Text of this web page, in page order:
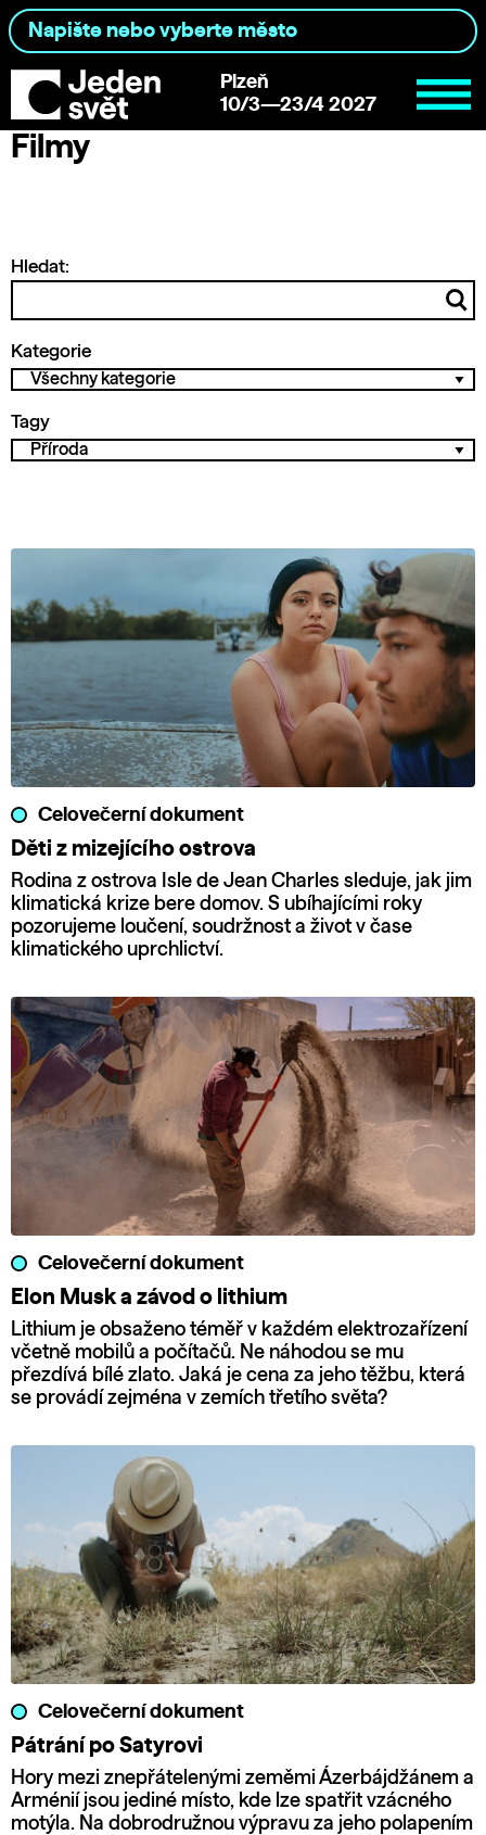
Plzeň
10/3—23/4 2027
Filmy
Hledat:
Kategorie
Tagy
Celovečerní dokument
Děti z mizejícího ostrova
Rodina z ostrova Isle de Jean Charles sleduje, jak jim
klimatická krize bere domov. S ubíhajícími roky
pozorujeme loučení, soudržnost a život v čase
klimatického uprchlictví.
Celovečerní dokument
Elon Musk a závod o lithium
Lithium je obsaženo téměř v každém elektrozařízení
včetně mobilů a počítačů. Ne náhodou se mu
přezdívá bílé zlato. Jaká je cena za jeho těžbu, která
se provádí zejména v zemích třetího světa?
Celovečerní dokument
Pátrání po Satyrovi
Hory mezi znepřátelenými zeměmi Ázerbájdžánem a
Arménií jsou jediné místo, kde lze spatřit vzácného
motýla. Na dobrodružnou výpravu za jeho polapením